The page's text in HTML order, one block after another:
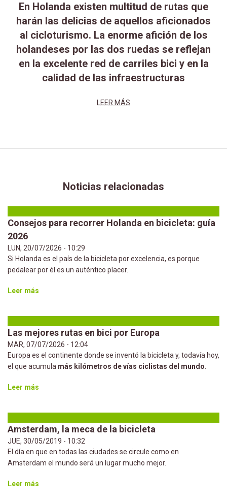
En Holanda existen multitud de rutas que
harán las delicias de aquellos aficionados
al cicloturismo. La enorme afición de los
holandeses por las dos ruedas se reflejan
en la excelente red de carriles bici y en la
calidad de las infraestructuras
LEER MÁS
Noticias relacionadas
Consejos para recorrer Holanda en bicicleta: guía
2026
LUN, 20/07/2026 - 10:29
Si Holanda es el país de la bicicleta por excelencia, es porque
pedalear por él es un auténtico placer.
Leer más
Las mejores rutas en bici por Europa
MAR, 07/07/2026 - 12:04
Europa es el continente donde se inventó la bicicleta y, todavía hoy,
el que acumula más kilómetros de vías ciclistas del mundo
Leer más
Amsterdam, la meca de la bicicleta
JUE, 30/05/2019 - 10:32
El día en que en todas las ciudades se circule como en
Amsterdam el mundo será un lugar mucho mejor.
Leer más